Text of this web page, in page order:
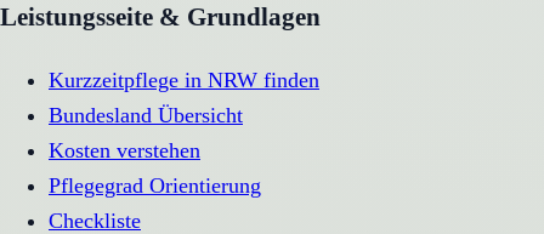
Leistungsseite & Grundlagen
Kurzzeitpflege in NRW finden
Bundesland Übersicht
Kosten verstehen
Pflegegrad Orientierung
Checkliste